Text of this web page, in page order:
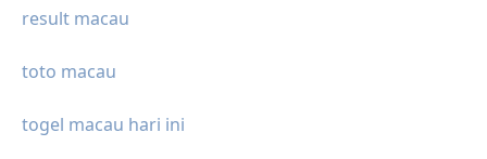
result macau
toto macau
togel macau hari ini